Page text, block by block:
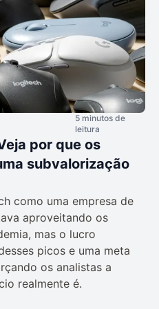
5 minutos de
leitura
por que os
subvalorização
como uma empresa de
aproveitando os
mas o lucro
picos e uma meta
os analistas a
realmente é.